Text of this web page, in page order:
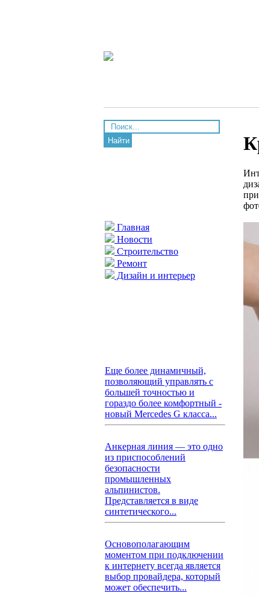
Найти
Главная
Новости
Строительство
Ремонт
Дизайн и интерьер
Еще более динамичный,
позволяющий управлять с
большей точностью и
гораздо более комфортный -
новый Mercedes G класса...
Анкерная линия — это одно
из приспособлений
безопасности
промышленных
альпинистов.
Представляется в виде
синтетического...
Основополагающим
моментом при подключении
к интернету всегда является
выбор провайдера, который
может обеспечить...